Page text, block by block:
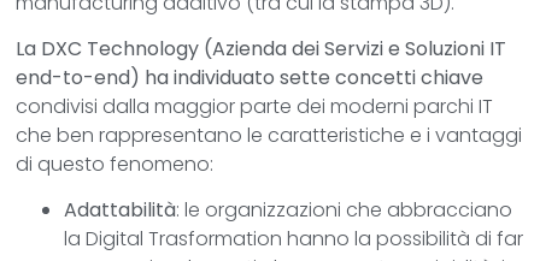
La DXC Technology (Azienda dei Servizi e Soluzioni IT
end-to-end) ha individuato sette concetti chiave
condivisi dalla maggior parte dei moderni parchi IT
che ben rappresentano le caratteristiche e i vantaggi
di questo fenomeno:
Adattabilità: le organizzazioni che abbracciano
la Digital Trasformation hanno la possibilità di far